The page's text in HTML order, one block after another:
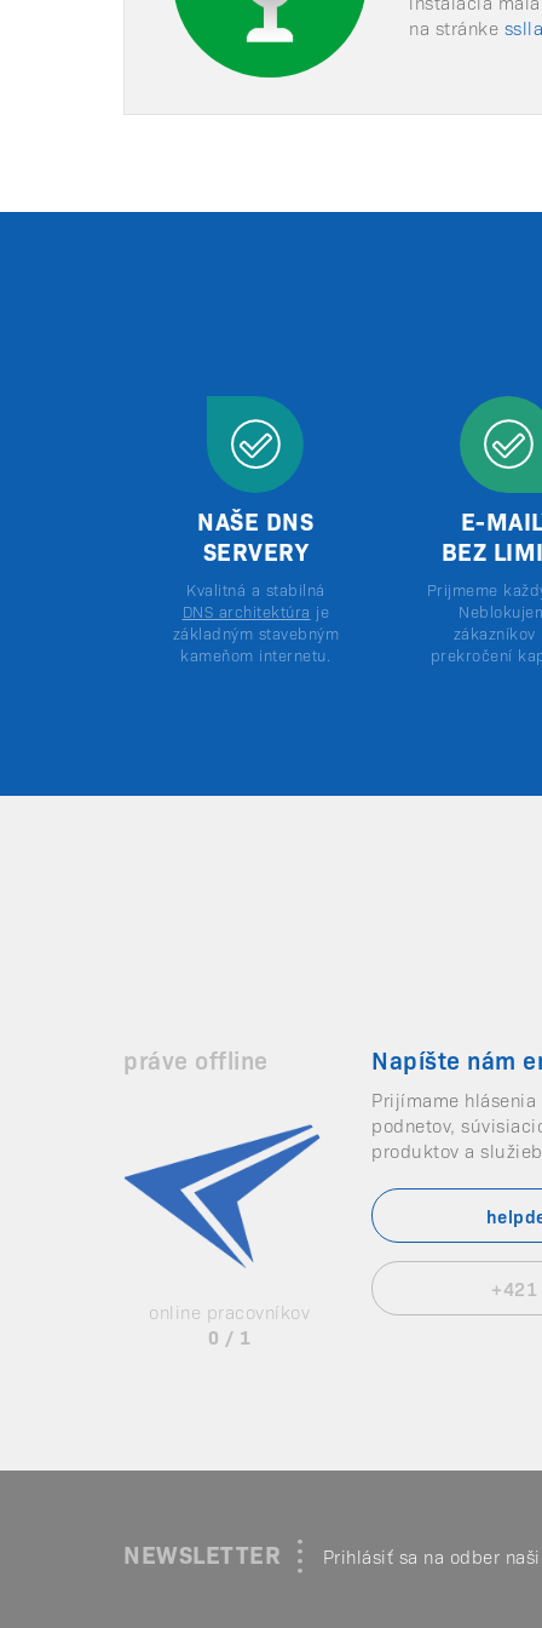
na stránke
NAŠE DNS
SERVERY
Kvalitná a stabilná
DNS architektúra je
základným stavebným
kameňom internetu.
E-
BEZ
Prijmeme
prekročení
práve offline
online pracovníkov
0 / 1
Napíšte nám
Prijímame
podnetov,
produktov a
NEWSLETTER Prihlásiť sa na odber